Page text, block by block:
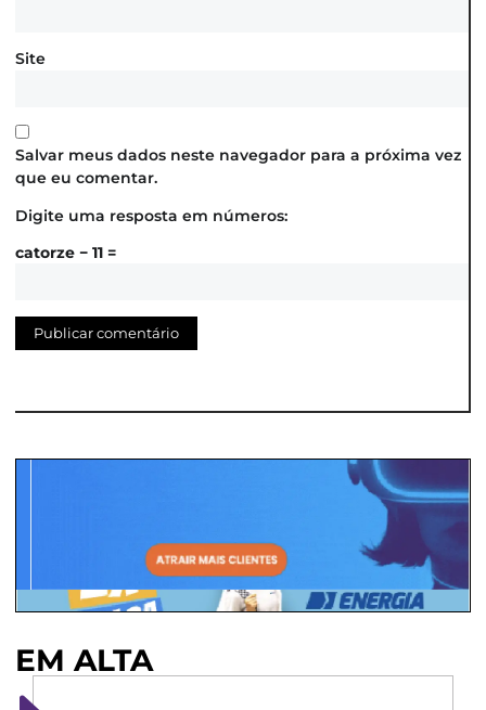
Site
Salvar meus dados neste navegador para a próxima vez
que eu comentar.
Digite uma resposta em números:
catorze − 11 =
EM ALTA